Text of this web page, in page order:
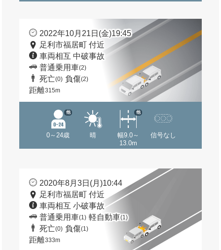
2022年10月21日(金)19:45
足利市福居町 付近
車両相互 中破事故
普通乗用車(2)
死亡(0) 負傷(2)
距離315m
0～24歳
他
晴
幅9.0～
13.0m
他
信号なし
2020年8月3日(月)10:44
足利市福居町 付近
車両相互 小破事故
普通乗用車(1) 軽自動車(1)
死亡(0) 負傷(1)
距離333m